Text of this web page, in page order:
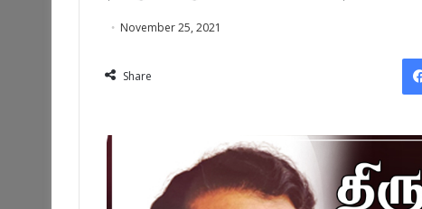
November 25, 2021
Share